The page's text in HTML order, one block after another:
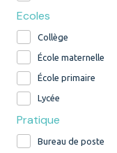
Ecoles
Collège
École maternelle
École primaire
Lycée
Pratique
Bureau de poste